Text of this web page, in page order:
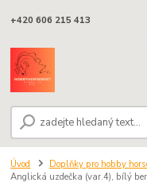
+420 606 215 413
Úvod Doplňky pro hobby
Anglická uzdečka (var.4), bílý